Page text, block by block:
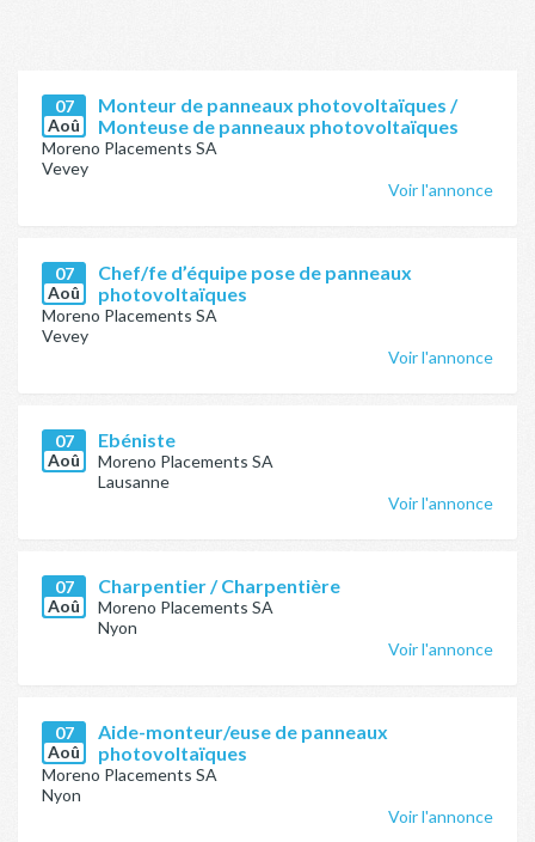
07
Aoû
Monteur de panneaux photovoltaïques /
Monteuse de panneaux photovoltaïques
Moreno Placements SA
Vevey
Voir l'annonce
07
Aoû
Chef/fe d’équipe pose de panneaux
photovoltaïques
Moreno Placements SA
Vevey
Voir l'annonce
07
Aoû
Ebéniste
Moreno Placements SA
Lausanne
Voir l'annonce
07
Aoû
Charpentier / Charpentière
Moreno Placements SA
Nyon
Voir l'annonce
07
Aoû
Aide-monteur/euse de panneaux
photovoltaïques
Moreno Placements SA
Nyon
Voir l'annonce